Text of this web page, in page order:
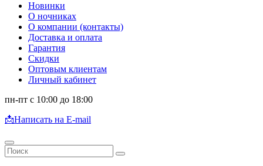
Новинки
О ночниках
О компании (контакты)
Доставка и оплата
Гарантия
Скидки
Оптовым клиентам
Личный кабинет
пн-пт с 10:00 до 18:00
📩Написать на E-mail